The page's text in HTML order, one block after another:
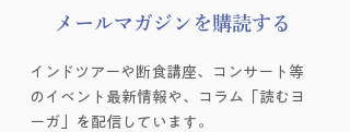
​メールマガジンを購読する
インドツアーや断食講座、コンサート等
のイベント最新情報や、コラム「読むヨ
ーガ」を配信しています。